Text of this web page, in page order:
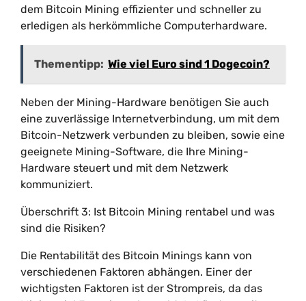
dem Bitcoin Mining effizienter und schneller zu
erledigen als herkömmliche Computerhardware.
Thementipp: Wie viel Euro sind 1 Dogecoin?
Neben der Mining-Hardware benötigen Sie auch
eine zuverlässige Internetverbindung, um mit dem
Bitcoin-Netzwerk verbunden zu bleiben, sowie eine
geeignete Mining-Software, die Ihre Mining-
Hardware steuert und mit dem Netzwerk
kommuniziert.
Überschrift 3: Ist Bitcoin Mining rentabel und was
sind die Risiken?
Die Rentabilität des Bitcoin Minings kann von
verschiedenen Faktoren abhängen. Einer der
wichtigsten Faktoren ist der Strompreis, da das